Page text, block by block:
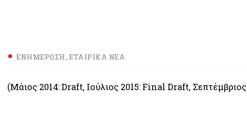
ΕΝΗΜΈΡΩΣΗ ΕΤΑΙΡΙΚΆ ΝΈΑ
(Μάιος 2014: Draft, Iούλιος 2015: Final Draft,